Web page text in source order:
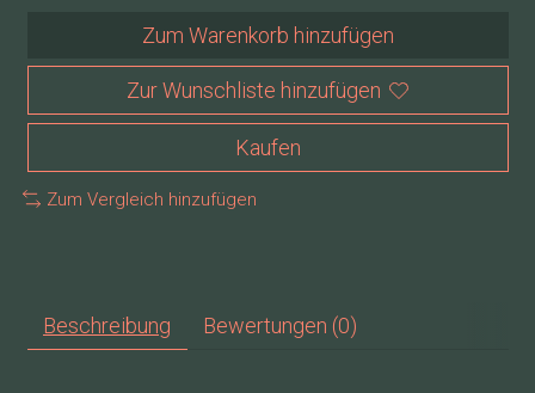
Zum Warenkorb hinzufügen
Zur Wunschliste hinzufügen
Kaufen
Zum Vergleich hinzufügen
Beschreibung Bewertungen (0)